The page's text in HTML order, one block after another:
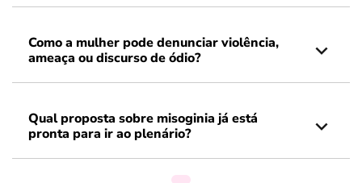
Como a mulher pode denunciar violência,
ameaça ou discurso de ódio?
Qual proposta sobre misoginia já está
pronta para ir ao plenário?